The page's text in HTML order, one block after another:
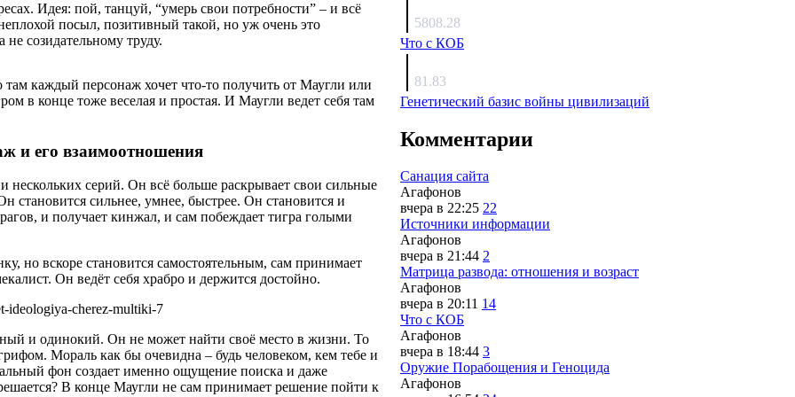
Идея: пой, танцуй, “умерь свои потребности” – и всё
посыл, позитивный такой, но уж очень это
созидательному труду.
каждый персонаж хочет что-то получить от Маугли или
в конце тоже веселая и простая. И Маугли ведет себя там
и его взаимоотношения
нескольких серий. Он всё больше раскрывает свои сильные
становится сильнее, умнее, быстрее. Он становится и
и получает кинжал, и сам побеждает тигра голыми
но вскоре становится самостоятельным, сам принимает
Он ведёт себя храбро и держится достойно.
и одинокий. Он не может найти своё место в жизни. То
Мораль как бы очевидна – будь человеком, кем тебе и
фон создает именно ощущение поиска и даже
В конце Маугли не сам принимает решение пойти к
5808.28
Что с КОБ
81.83
Генетический базис войны цивилизаций
Комментарии
Санация сайта
Агафонов
вчера в 22:25 22
Источники информации
Агафонов
вчера в 21:44 2
Матрица развода: отношения и возраст
Агафонов
вчера в 20:11 14
Что с КОБ
Агафонов
вчера в 18:44 3
Оружие Порабощения и Геноцида
Агафонов